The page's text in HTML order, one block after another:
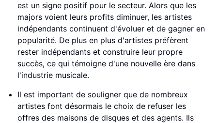
est un signe positif pour le secteur. Alors que les
majors voient leurs profits diminuer, les artistes
indépendants continuent d'évoluer et de gagner en
popularité. De plus en plus d'artistes préfèrent
rester indépendants et construire leur propre
succès, ce qui témoigne d'une nouvelle ère dans
l'industrie musicale.
Il est important de souligner que de nombreux
artistes font désormais le choix de refuser les
offres des maisons de disques et des agents. Ils